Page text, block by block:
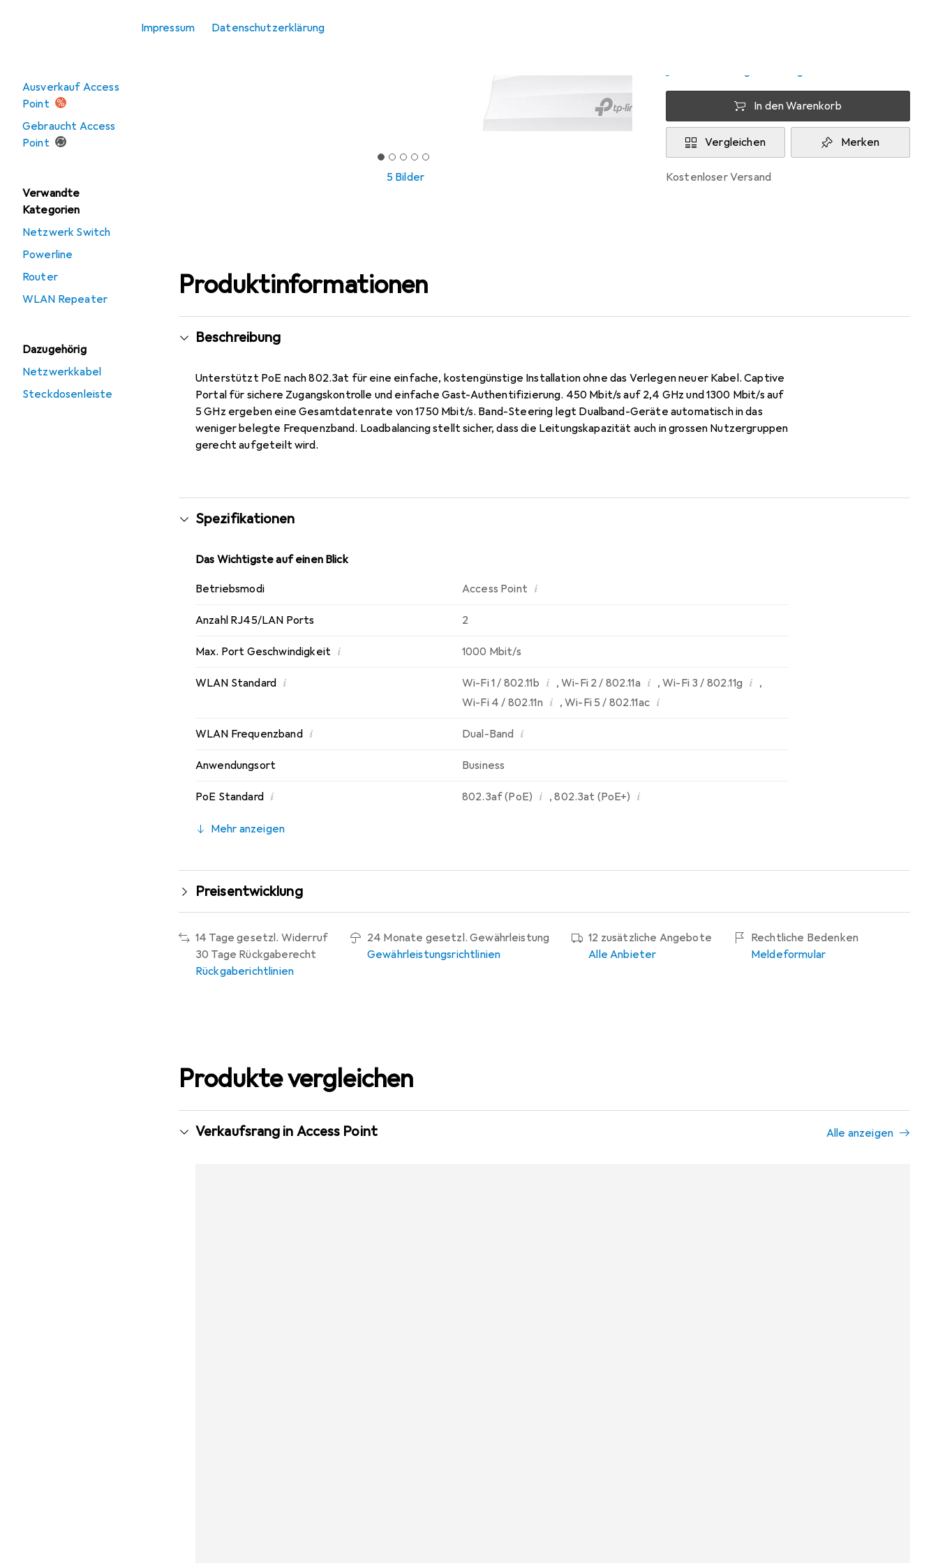
Impressum Datenschutzerklärung
Ausverkauf Access
Point
Gebraucht Access
Point
Verwandte
Kategorien
Netzwerk Switch
Powerline
Router
WLAN Repeater
Dazugehörig
Netzwerkkabel
Steckdosenleiste
5 Bilder
In den Warenkorb
Vergleichen Merken
kostenloser Versand
Produktinformationen
Beschreibung
Unterstützt PoE nach 802.3at für eine einfache, kostengünstige Installation ohne das Verlegen neuer Kabel. Captive
Portal für sichere Zugangskontrolle und einfache Gast-Authentifizierung. 450 Mbit/s auf 2,4 GHz und 1300 Mbit/s auf
5 GHz ergeben eine Gesamtdatenrate von 1750 Mbit/s. Band-Steering legt Dualband-Geräte automatisch in das
weniger belegte Frequenzband. Loadbalancing stellt sicher, dass die Leitungskapazität auch in grossen Nutzergruppen
gerecht aufgeteilt wird.
Spezifikationen
Das Wichtigste auf einen Blick
Betriebsmodi Access Point i
Anzahl RJ45/LAN Ports 2
Max. Port Geschwindigkeit i 1000 Mbit/s
WLAN Standard i Wi-Fi 1 / 802.11b i ,Wi-Fi 2 / 802.11a i ,Wi-Fi 3 / 802.11g i ,
Wi-Fi 4 / 802.11n i ,Wi-Fi 5 / 802.11ac i
WLAN Frequenzband i Dual-Band i
Anwendungsort Business
PoE Standard i 802.3af (PoE) i ,802.3at (PoE+) i
Mehr anzeigen
Preisentwicklung
14 Tage gesetzl. Widerruf
30 Tage Rückgaberecht
Rückgaberichtlinien
24 Monate gesetzl. Gewährleistung
Gewährleistungsrichtlinien
12 zusätzliche Angebote
Alle Anbieter
Rechtliche Bedenken
Meldeformular
Produkte vergleichen
Verkaufsrang in Access Point Alle anzeigen